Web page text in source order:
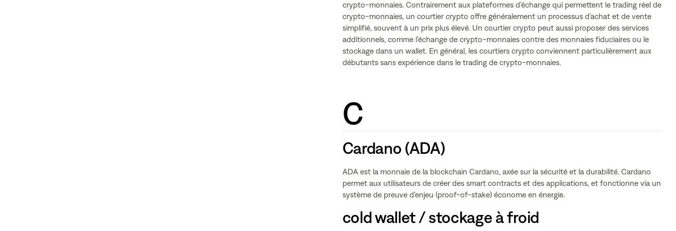
crypto-monnaies. Contrairement aux plateformes d’échange qui permettent le trading réel de
crypto-monnaies, un courtier crypto offre généralement un processus d’achat et de vente
simplifié, souvent à un prix plus élevé. Un courtier crypto peut aussi proposer des services
additionnels, comme l’échange de crypto-monnaies contre des monnaies fiduciaires ou le
stockage dans un wallet. En général, les courtiers crypto conviennent particulièrement aux
débutants sans expérience dans le trading de crypto-monnaies.
C
Cardano (ADA)
ADA est la monnaie de la blockchain Cardano, axée sur la sécurité et la durabilité. Cardano
permet aux utilisateurs de créer des smart contracts et des applications, et fonctionne via un
système de preuve d’enjeu (proof-of-stake) économe en énergie.
cold wallet / stockage à froid